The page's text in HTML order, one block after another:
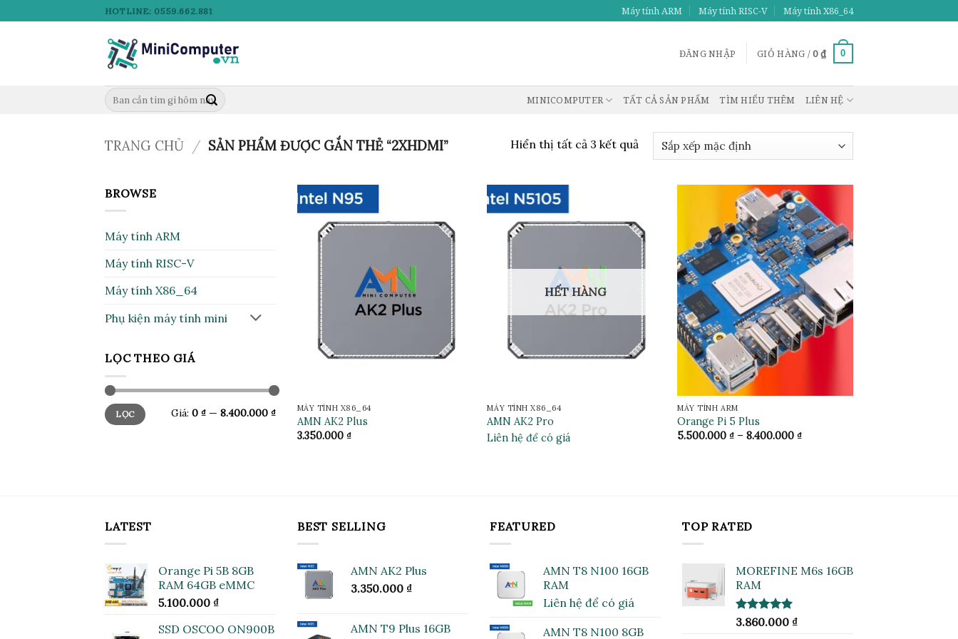
qua
HOTLINE: 0559.662.881 Máy tính ARM Máy tính RISC-V Máy tính X86_64
ĐĂNG NHẬP GIỎ HÀNG /0₫ 0
Tìm
kiếm:
MINICOMPUTER TẤT CẢ SẢN PHẨM TÌM HIỂU THÊM LIÊN HỆ
TRANG CHỦ / SẢN PHẨM ĐƯỢC GẮN THẺ “2XHDMI” Hiển thị tất cả 3 kết quả
BROWSE
Máy tính ARM
Máy tính RISC-V
Máy tính X86_64
Phụ kiện máy tính mini
LỌC THEO GIÁ
Giá
tối
thiểu
Giá
tối
đa
LỌC Giá: 0 ₫ — 8.400.000 ₫
Add to
wishlist
MÁY TÍNH X86_64
AMN AK2 Plus
3.350.000 ₫
Add to
wishlist
HẾT HÀNG
MÁY TÍNH X86_64
AMN AK2 Pro
Liên hệ để có giá
Add to
wishlist
MÁY TÍNH ARM
Orange Pi 5 Plus
5.500.000₫ – 8.400.000₫Khoảng
LATEST
Orange Pi 5B 8GB
RAM 64GB eMMC
5.100.000 ₫
SSD OSCOO ON900B
BEST SELLING
AMN AK2 Plus
3.350.000 ₫
AMN T9 Plus 16GB
FEATURED
AMN T8 N100 16GB
RAM
Liên hệ để có giá
AMN T8 N100 8GB
TOP RATED
MOREFINE M6s 16GB
RAM
Được xếp
3.860.000 ₫